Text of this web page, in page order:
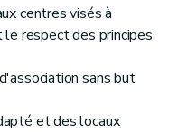
centres visés à
respect des principes
sans but
et des locaux